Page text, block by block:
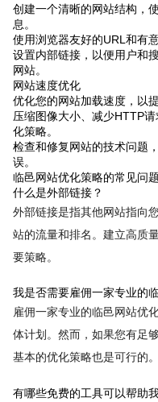
创建一个清晰的网站结构，
息。
使用浏览器友好的URL和有
设置内部链接，以便用户和
网站。
网站速度优化
优化您的网站加载速度，以
压缩图像大小、减少HTTP
化策略。
检查和修复网站的技术问题
误。
临邑网站优化策略的常见问
什么是外部链接？
外部链接是指其他网站指向
站的流量和排名。建立高质
要策略。
我是否需要雇佣一家专业的
雇佣一家专业的临邑网站优
体计划。然而，如果您有足
基本的优化策略也是可行的。
有哪些免费的工具可以帮助